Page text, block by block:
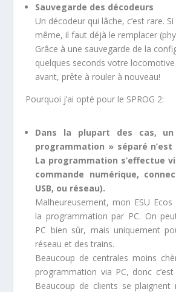
Sauvegarde des décodeurs
Un décodeur qui lâche, c’est rare.
même, il faut déjà le remplacer
Grâce à une sauvegarde de la
quelques seconds votre
avant, prête à rouler à nouveau!
Pourquoi j’ai opté pour le SPROG 2:
Dans la plupart des cas,
programmation » séparé n’est
La programmation s’effectue
commande numérique,
USB, ou réseau).
Malheureusement, mon ESU
la programmation par PC. On
PC bien sûr, mais uniquement
réseau et des trains.
Beaucoup de centrales moins
programmation via PC, donc
Beaucoup de clients se plaignent